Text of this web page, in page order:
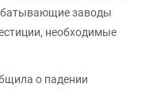
заводы
необходимые
о падении